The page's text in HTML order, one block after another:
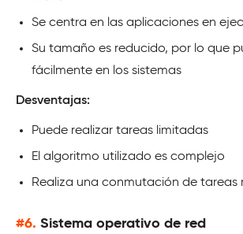
Se centra en las aplicaciones en
Su tamaño es reducido, por lo que
fácilmente en los sistemas
Desventajas:
Puede realizar tareas limitadas
El algoritmo utilizado es complejo
Realiza una conmutación de tareas
#6. Sistema operativo de red